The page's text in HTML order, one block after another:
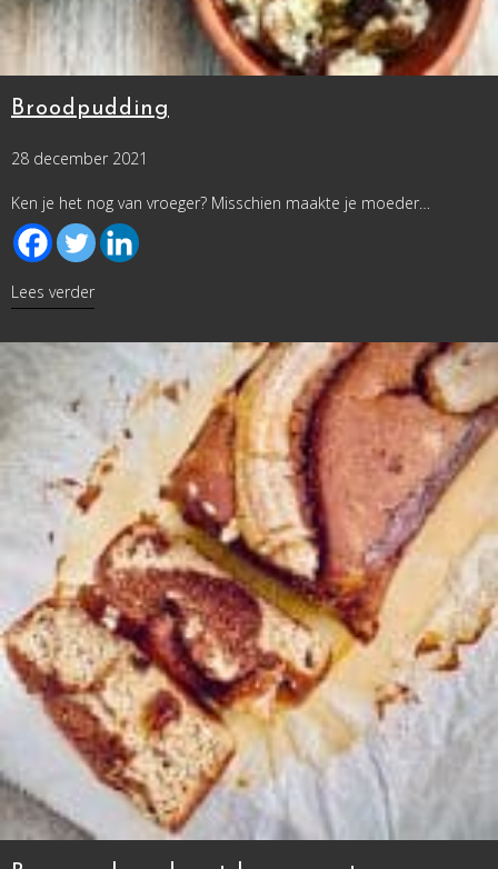
Broodpudding
28 december 2021
Ken je het nog van vroeger? Misschien maakte je moeder…
Lees verderabout Broodpudding